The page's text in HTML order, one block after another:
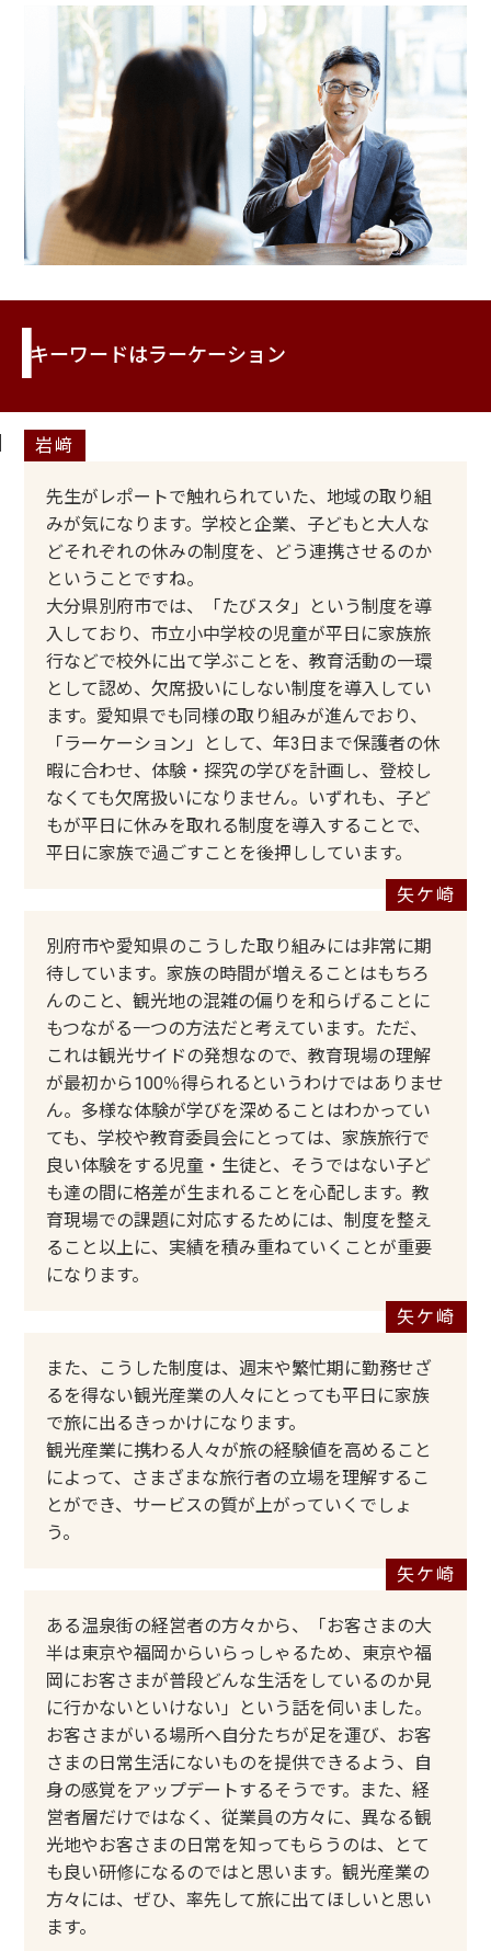
キーワードはラーケーション
先生がレポートで触れられていた、地域の取り組
みが気になります。学校と企業、子どもと大人な
どそれぞれの休みの制度を、どう連携させるのか
ということですね。
大分県別府市では、「たびスタ」という制度を導
入しており、市立小中学校の児童が平日に家族旅
行などで校外に出て学ぶことを、教育活動の一環
として認め、欠席扱いにしない制度を導入してい
ます。愛知県でも同様の取り組みが進んでおり、
「ラーケーション」として、年3日まで保護者の休
暇に合わせ、体験・探究の学びを計画し、登校し
なくても欠席扱いになりません。いずれも、子ど
もが平日に休みを取れる制度を導入することで、
平日に家族で過ごすことを後押ししています。
別府市や愛知県のこうした取り組みには非常に期
待しています。家族の時間が増えることはもちろ
んのこと、観光地の混雑の偏りを和らげることに
もつながる一つの方法だと考えています。ただ、
これは観光サイドの発想なので、教育現場の理解
が最初から100％得られるというわけではありませ
ん。多様な体験が学びを深めることはわかってい
ても、学校や教育委員会にとっては、家族旅行で
良い体験をする児童・生徒と、そうではない子ど
も達の間に格差が生まれることを心配します。教
育現場での課題に対応するためには、制度を整え
ること以上に、実績を積み重ねていくことが重要
になります。
また、こうした制度は、週末や繁忙期に勤務せざ
るを得ない観光産業の人々にとっても平日に家族
で旅に出るきっかけになります。
観光産業に携わる人々が旅の経験値を高めること
によって、さまざまな旅行者の立場を理解するこ
とができ、サービスの質が上がっていくでしょ
う。
ある温泉街の経営者の方々から、「お客さまの大
半は東京や福岡からいらっしゃるため、東京や福
岡にお客さまが普段どんな生活をしているのか見
に行かないといけない」という話を伺いました。
お客さまがいる場所へ自分たちが足を運び、お客
さまの日常生活にないものを提供できるよう、自
身の感覚をアップデートするそうです。また、経
営者層だけではなく、従業員の方々に、異なる観
光地やお客さまの日常を知ってもらうのは、とて
も良い研修になるのではと思います。観光産業の
方々には、ぜひ、率先して旅に出てほしいと思い
ます。